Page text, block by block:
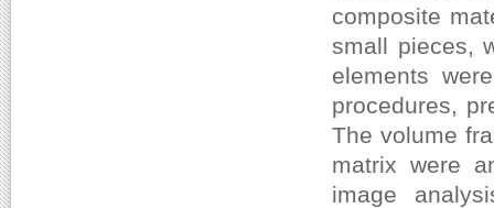
composite
small pieces,
elements
procedures,
The volume
matrix were
image